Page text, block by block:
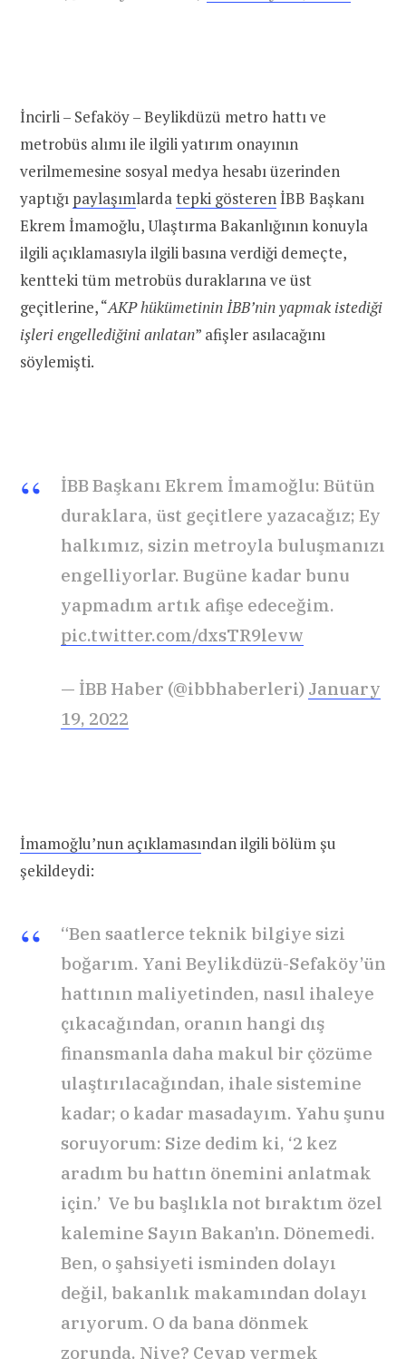
İncirli – Sefaköy – Beylikdüzü metro hattı ve
metrobüs alımı ile ilgili yatırım onayının
verilmemesine sosyal medya hesabı üzerinden
yaptığı paylaşımlarda tepki gösteren İBB Başkanı
Ekrem İmamoğlu, Ulaştırma Bakanlığının konuyla
ilgili açıklamasıyla ilgili basına verdiği demeçte,
kentteki tüm metrobüs duraklarına ve üst
geçitlerine, “AKP hükümetinin İBB’nin yapmak istediği
işleri engellediğini anlatan” afişler asılacağını
söylemişti.
İBB Başkanı Ekrem İmamoğlu: Bütün
duraklara, üst geçitlere yazacağız; Ey
halkımız, sizin metroyla buluşmanızı
engelliyorlar. Bugüne kadar bunu
yapmadım artık afişe edeceğim.
pic.twitter.com/dxsTR9levw
— İBB Haber (@ibbhaberleri) January
19, 2022
İmamoğlu’nun açıklamasından ilgili bölüm şu
şekildeydi:
“Ben saatlerce teknik bilgiye sizi
boğarım. Yani Beylikdüzü-Sefaköy’ün
hattının maliyetinden, nasıl ihaleye
çıkacağından, oranın hangi dış
finansmanla daha makul bir çözüme
ulaştırılacağından, ihale sistemine
kadar; o kadar masadayım. Yahu şunu
soruyorum: Size dedim ki, ‘2 kez
aradım bu hattın önemini anlatmak
için.’ Ve bu başlıkla not bıraktım özel
kalemine Sayın Bakan’ın. Dönemedi.
Ben, o şahsiyeti isminden dolayı
değil, bakanlık makamından dolayı
arıyorum. O da bana dönmek
zorunda. Niye? Cevap vermek